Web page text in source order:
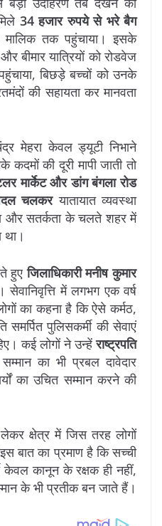
34 हजार रुपये से भरे बैग
मालिक तक पहुंचाया। इसके
बीमार यात्रियों को रोडवेज
बिछड़े बच्चों को उनके
की सहायता कर मानवता
मेहरा केवल ड्यूटी निभाने
की दूरी मापी जाती तो
मार्केट और डांग बंगला रोड
चलकरयातायात व्यवस्था
और सतर्कता के चलते शहर में
था।
हुएजिलाधिकारी मनीष कुमार
में लगभग एक वर्ष
का कहना है कि ऐसे कर्मठ,
पुलिसकर्मी की सेवाएं
कई लोगों ने उन्हेंराष्ट्रपति
का भी प्रबल दावेदार
का उचित सम्मान करने की
क्षेत्र में जिस तरह लोगों
बात का प्रमाण है कि सच्ची
कानून के रक्षक ही नहीं,
के भी प्रतीक बन जाते हैं।